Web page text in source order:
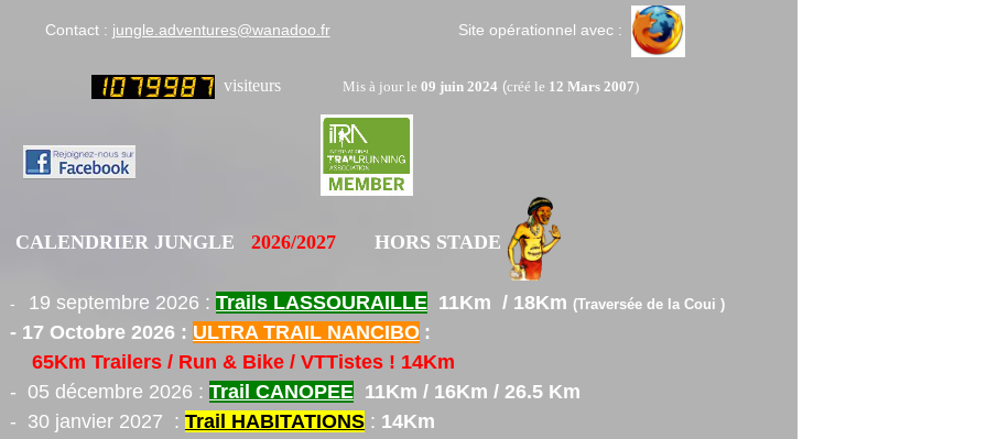
Contact : jungle.adventures@wanadoo.frSite opérationnel avec :
visiteurs Mis à jour le 09 juin 2024 (créé le 12 Mars 2007)
JUNGLE 2026/2027 HORS STADE
19 septembre 2026 : Trails LASSOURAILLE 11Km / 18Km (Traversée de la Coui )
- 17 Octobre 2026 : ULTRA TRAIL NANCIBO :
65Km Trailers / Run & Bike / VTTistes ! 14Km
2026 : Trail CANOPEE 11Km / 16Km / 26.5 Km
2027 : Trail HABITATIONS : 14Km